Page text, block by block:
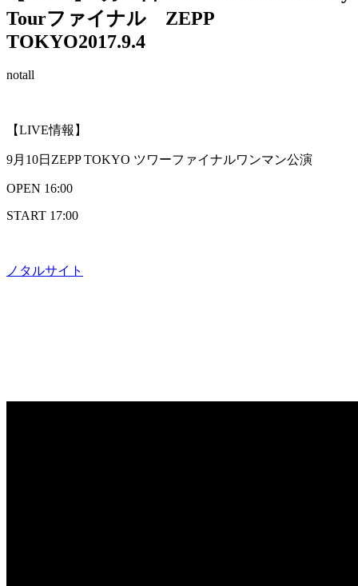
Tourファイナル ZEPP
TOKYO2017.9.4
notall
【LIVE情報】
9月10日ZEPP TOKYO ツワーファイナルワンマン公演
OPEN 16:00
START 17:00
ノタルサイト